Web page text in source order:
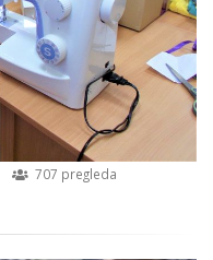
707 pregleda